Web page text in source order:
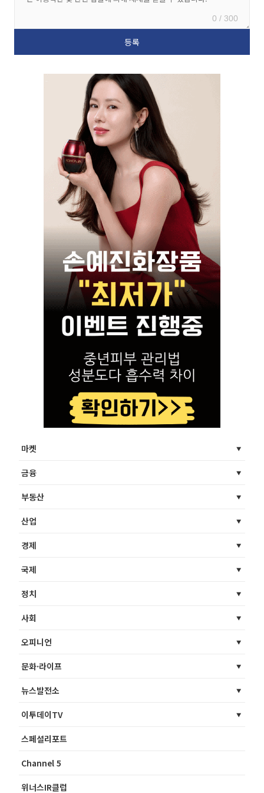
0 / 300
마켓
금융
부동산
산업
경제
국제
정치
사회
오피니언
문화·라이프
뉴스발전소
이투데이TV
스페셜리포트
Channel 5
위너스IR클럽